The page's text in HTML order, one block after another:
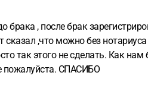
брака , после брак
,что можно без
так этого не сделать. Как
пожалуйста. СПАСИБО